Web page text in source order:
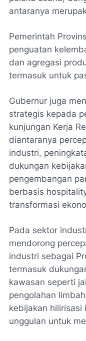
antaranya
Pemerintah
penguatan
dan agregasi
termasuk untuk
Gubernur juga
strategis kepada
kunjungan Kerja
diantaranya
industri,
dukungan
pengembangan
berbasis
transformasi
Pada sektor
mendorong
industri sebagai
termasuk
kawasan seperti
pengolahan
kebijakan
unggulan untuk